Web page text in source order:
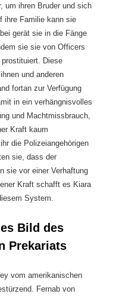
um ihren Bruder und sich
ihre Familie kann sie
gerät sie in die Fänge
sie sie von Officers
Diese
und anderen
fortan zur Verfügung
in ein verhängnisvolles
und Machtmissbrauch,
Kraft kaum
die Polizeiangehörigen
sie, dass der
sie vor einer Verhaftung
Kraft schafft es Kiara
System.
Bild des
Prekariats
vom amerikanischen
Fernab von